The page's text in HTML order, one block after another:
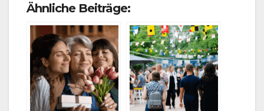
Ähnliche Beiträge: